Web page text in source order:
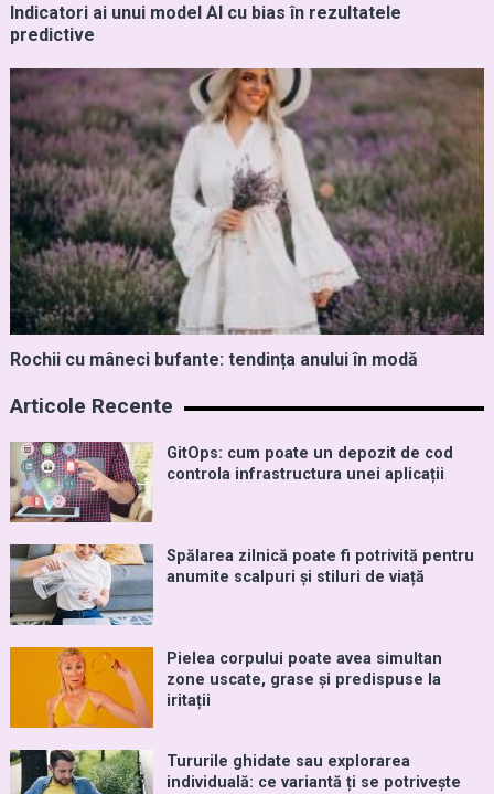
Indicatori ai unui model AI cu bias în rezultatele
predictive
Rochii cu mâneci bufante: tendința anului în modă
Articole Recente
GitOps: cum poate un depozit de cod
controla infrastructura unei aplicații
Spălarea zilnică poate fi potrivită pentru
anumite scalpuri și stiluri de viață
Pielea corpului poate avea simultan
zone uscate, grase și predispuse la
iritații
Tururile ghidate sau explorarea
individuală: ce variantă ți se potrivește